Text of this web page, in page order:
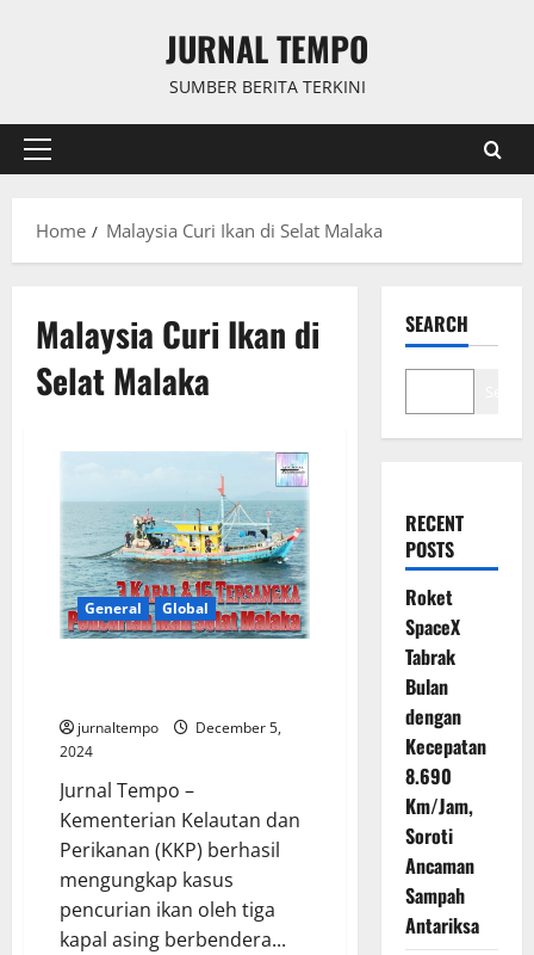
JURNAL TEMPO
SUMBER BERITA TERKINI
Primary
Home
Malaysia Curi Ikan di Selat Malaka
Malaysia Curi Ikan di
Selat Malaka
General Global
jurnaltempo
December 5,
2024
Jurnal Tempo –
Kementerian Kelautan dan
Perikanan (KKP) berhasil
mengungkap kasus
pencurian ikan oleh tiga
kapal asing berbendera...
SEARCH
RECENT
POSTS
Roket
SpaceX
Tabrak
Bulan
dengan
Kecepatan
8.690
Km/Jam,
Soroti
Ancaman
Sampah
Antariksa